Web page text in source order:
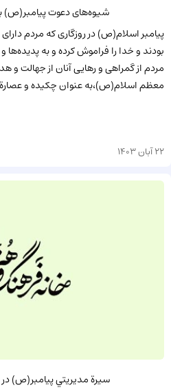
شیوه‌های دعوت پیامبر(ص)
پیامبر اسلام(ص) در روزگاری که مردم
بودند و خدا را فراموش کرده و به
مردم از گمراهی و رهایی آنان از جهالت و
معظم اسلام(ص)،به عنوان چکیده و
22 آبان 1403
سيرة مديريتي پيامبر(ص)